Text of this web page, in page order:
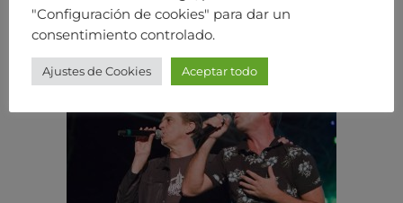
"Configuración de cookies" para dar un
consentimiento controlado.
Ajustes de Cookies Aceptar todo